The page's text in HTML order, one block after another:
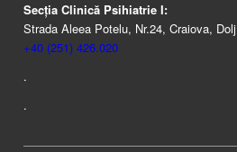
Secția Clinică Psihiatrie I:
Strada Aleea Potelu, Nr.24, Craiova, Dolj
+40 (251) 426.020
.
.